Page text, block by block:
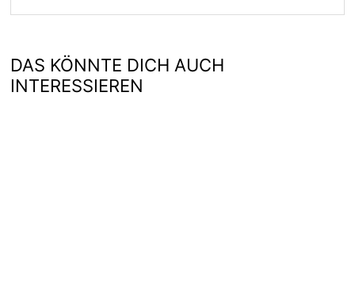
DAS KÖNNTE DICH AUCH
INTERESSIEREN